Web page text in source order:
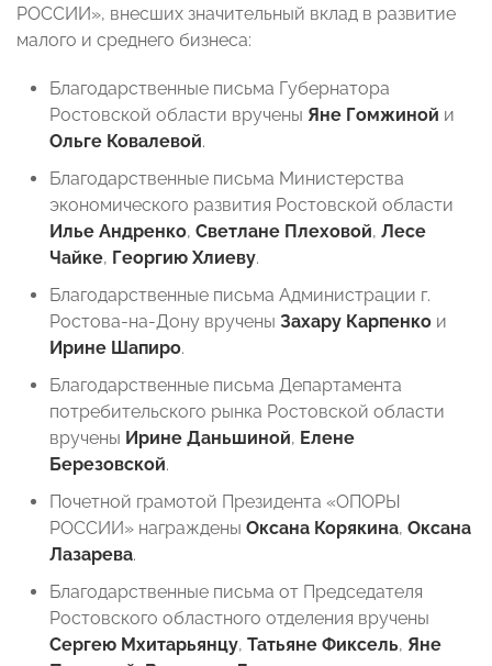
РОССИИ», внесших значительный вклад в развитие
малого и среднего бизнеса:
Благодарственные письма Губернатора
Ростовской области вручены Яне Гомжиной и
Ольге Ковалевой.
Благодарственные письма Министерства
экономического развития Ростовской области
Илье Андренко, Светлане Плеховой, Лесе
Чайке, Георгию Хлиеву.
Благодарственные письма Администрации г.
Ростова-на-Дону вручены Захару Карпенко и
Ирине Шапиро.
Благодарственные письма Департамента
потребительского рынка Ростовской области
вручены Ирине Даньшиной, Елене
Березовской.
Почетной грамотой Президента «ОПОРЫ
РОССИИ» награждены Оксана Корякина, Оксана
Лазарева.
Благодарственные письма от Председателя
Ростовского областного отделения вручены
Сергею Мхитарьянцу, Татьяне Фиксель, Яне